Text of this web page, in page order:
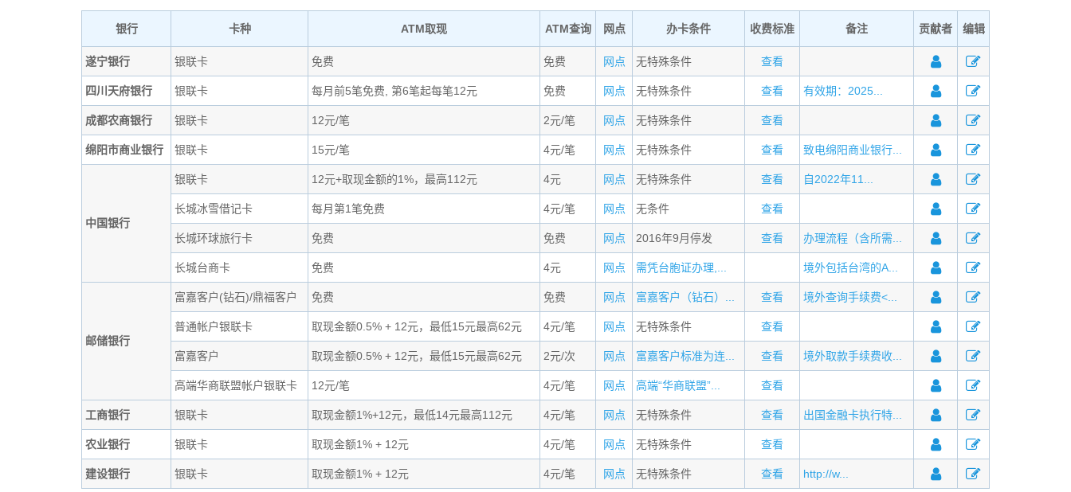
银行 卡种 ATM取现 ATM查询 网点 办卡条件 收费标准 备注 贡献者 编辑
遂宁银行 银联卡 免费 免费 网点 无特殊条件 查看
四川天府银行 银联卡 每月前5笔免费, 第6笔起每笔12元 免费 网点 无特殊条件 查看 有效期：2025...
成都农商银行 银联卡 12元/笔 2元/笔 网点 无特殊条件 查看
绵阳市商业银行 银联卡 15元/笔 4元/笔 网点 无特殊条件 查看 致电绵阳商业银行...
中国银行
银联卡 12元+取现金额的1%，最高112元 4元 网点 无特殊条件 查看 自2022年11...
长城冰雪借记卡 每月第1笔免费 4元/笔 网点 无条件 查看
长城环球旅行卡 免费 免费 网点 2016年9月停发 查看 办理流程（含所需...
长城台商卡 免费 4元 网点 需凭台胞证办理,... 境外包括台湾的A...
邮储银行
富嘉客户(钻石)/鼎福客户 免费 免费 网点 富嘉客户（钻石）... 查看 境外查询手续费<...
普通帐户银联卡 取现金额0.5% + 12元，最低15元最高62元 4元/笔 网点 无特殊条件 查看
富嘉客户 取现金额0.5% + 12元，最低15元最高62元 2元/次 网点 富嘉客户标准为连... 查看 境外取款手续费收...
高端华商联盟帐户银联卡 12元/笔 4元/笔 网点 高端“华商联盟”... 查看
工商银行 银联卡 取现金额1%+12元，最低14元最高112元 4元/笔 网点 无特殊条件 查看 出国金融卡执行特...
农业银行 银联卡 取现金额1% + 12元 4元/笔 网点 无特殊条件 查看
建设银行 银联卡 取现金额1% + 12元 4元/笔 网点 无特殊条件 查看 http://w...